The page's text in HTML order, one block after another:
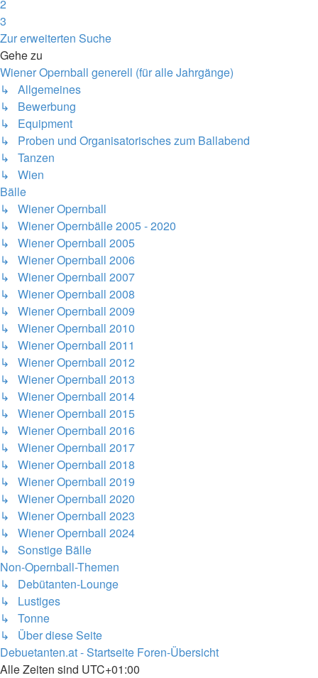
2
3
Nächste
Zur erweiterten Suche
Gehe zu
Wiener Opernball generell (für alle Jahrgänge)
↳ Allgemeines
↳ Bewerbung
↳ Equipment
↳ Proben und Organisatorisches zum Ballabend
↳ Tanzen
↳ Wien
Bälle
↳ Wiener Opernball
↳ Wiener Opernbälle 2005 - 2020
↳ Wiener Opernball 2005
↳ Wiener Opernball 2006
↳ Wiener Opernball 2007
↳ Wiener Opernball 2008
↳ Wiener Opernball 2009
↳ Wiener Opernball 2010
↳ Wiener Opernball 2011
↳ Wiener Opernball 2012
↳ Wiener Opernball 2013
↳ Wiener Opernball 2014
↳ Wiener Opernball 2015
↳ Wiener Opernball 2016
↳ Wiener Opernball 2017
↳ Wiener Opernball 2018
↳ Wiener Opernball 2019
↳ Wiener Opernball 2020
↳ Wiener Opernball 2023
↳ Wiener Opernball 2024
↳ Sonstige Bälle
Non-Opernball-Themen
↳ Debütanten-Lounge
↳ Lustiges
↳ Tonne
↳ Über diese Seite
Debuetanten.at - Startseite Foren-Übersicht
Alle Zeiten sind UTC+01:00